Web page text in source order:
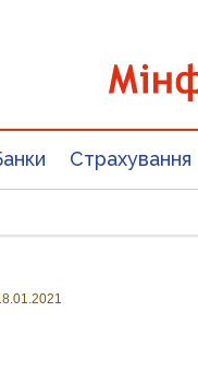
Страхування